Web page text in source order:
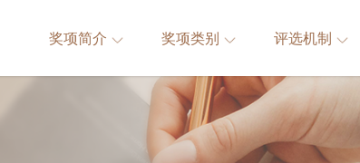
奖项简介 奖项类别 评选机制